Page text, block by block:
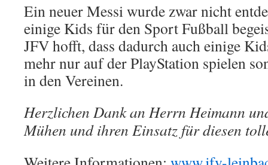
Ein neuer Messi wurde zwar nicht
einige Kids für den Sport Fußball
JFV hofft, dass dadurch auch einige
mehr nur auf der PlayStation spielen
in den Vereinen.
Herzlichen Dank an Herrn Heimann
Mühen und ihren Einsatz für diesen